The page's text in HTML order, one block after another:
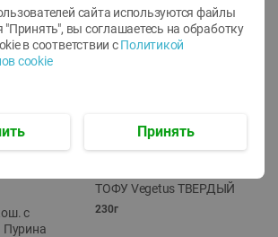
с
Пурина
ТОФУ Vegetus ТВЕРДЫЙ
230г
сайта используются файлы
вы соглашаетесь на обработку
в соответствии с Политикой
cookie
Принять